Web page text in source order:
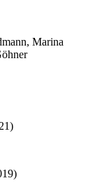
Marina